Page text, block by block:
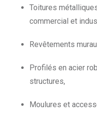
Toitures
commercial et
Revêtements
Profilés en acier
structures,
Moulures et